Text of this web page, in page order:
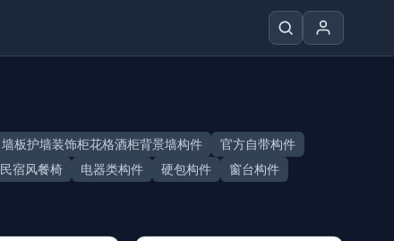
墙板护墙装饰柜花格酒柜背景墙构件
官方自带构件
民宿风餐椅 电器类构件 硬包构件
窗台构件